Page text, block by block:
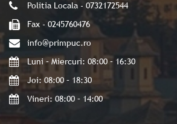
Politia Locala - 0732172544
Fax - 0245760476
info@primpuc.ro
Luni – Miercuri: 08:00 – 16:30
Joi: 08:00 – 18:30
Vineri: 08:00 – 14:00